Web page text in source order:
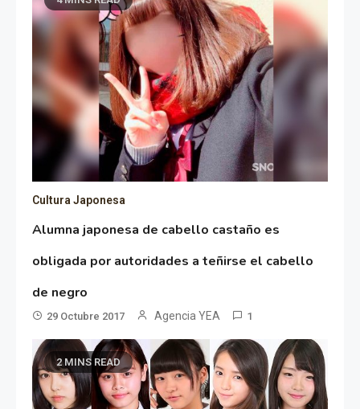
Cultura Japonesa
Alumna japonesa de cabello castaño es
obligada por autoridades a teñirse el cabello
de negro
29 Octubre 2017 Agencia YEA 1
2 MINS READ